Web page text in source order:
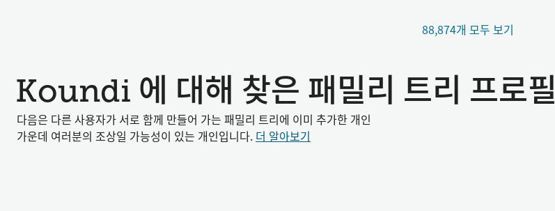
88,874개 모두 보기
Koundi 에 대해 찾은 패밀리 트리 프로필
다음은 다른 사용자가 서로 함께 만들어 가는 패밀리 트리에 이미 추가한 개인
가운데 여러분의 조상일 가능성이 있는 개인입니다. 더 알아보기